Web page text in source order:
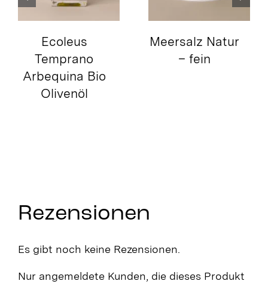
Ecoleus
Temprano
Arbequina Bio
Olivenöl
Meersalz Natur
– fein
Rezensionen
Es gibt noch keine Rezensionen.
Nur angemeldete Kunden, die dieses Produkt